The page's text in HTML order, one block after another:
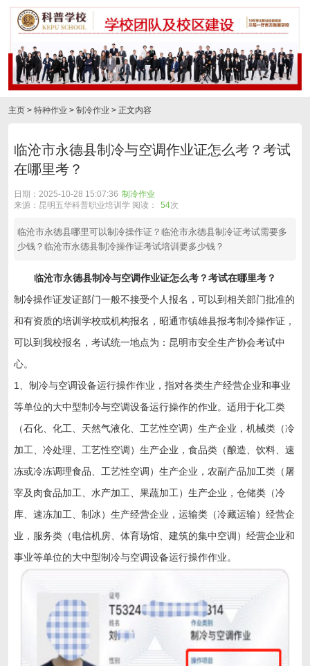
主页 > 特种作业 > 制冷作业 > 正文内容
临沧市永德县制冷与空调作业证怎么考？考试
在哪里考？
日期：2025-10-28 15:07:36 制冷作业
来源：昆明五华科普职业培训学 阅读：
54次
临沧市永德县哪里可以制冷操作证？临沧市永德县制冷证考试需要多
少钱？临沧市永德县制冷操作证考试培训要多少钱？
临沧市永德县制冷与空调作业证怎么考？考试在哪里考？
制冷操作证发证部门一般不接受个人报名，可以到相关部门批准的
和有资质的培训学校或机构报名， 昭通市镇雄县报考制冷操作证，
可以到我校报名，考试统一地点为：昆明市安全生产协会考试中
心。
1、制冷与空调设备运行操作作业，指对各类生产经营企业和事业
等单位的大中型制冷与空调设备运行操作的作业。适用于化工类
（石化、化工、天然气液化、工艺性空调）生产企业，机械类（冷
加工、冷处理、工艺性空调）生产企业，食品类（酿造、饮料、速
冻或冷冻调理食品、工艺性空调）生产企业，农副产品加工类（屠
宰及肉食品加工、水产加工、果蔬加工）生产企业，仓储类（冷
库、速冻加工、制冰）生产经营企业，运输类（冷藏运输）经营企
业，服务类（电信机房、体育场馆、建筑的集中空调）经营企业和
事业等单位的大中型制冷与空调设备运行操作作业。